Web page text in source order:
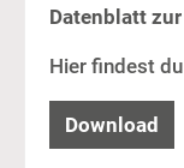
Datenblatt
Hier findest
Download